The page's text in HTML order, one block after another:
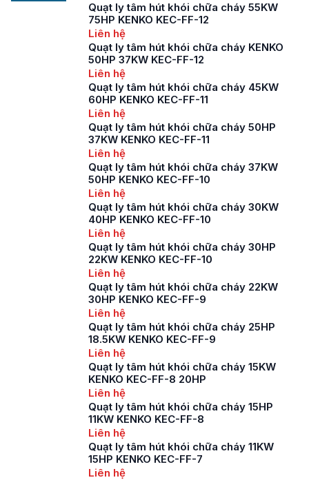
Quạt ly tâm hút khói chữa cháy 55KW
75HP KENKO KEC-FF-12
Liên hệ
Quạt ly tâm hút khói chữa cháy KENKO
50HP 37KW KEC-FF-12
Liên hệ
Quạt ly tâm hút khói chữa cháy 45KW
60HP KENKO KEC-FF-11
Liên hệ
Quạt ly tâm hút khói chữa cháy 50HP
37KW KENKO KEC-FF-11
Liên hệ
Quạt ly tâm hút khói chữa cháy 37KW
50HP KENKO KEC-FF-10
Liên hệ
Quạt ly tâm hút khói chữa cháy 30KW
40HP KENKO KEC-FF-10
Liên hệ
Quạt ly tâm hút khói chữa cháy 30HP
22KW KENKO KEC-FF-10
Liên hệ
Quạt ly tâm hút khói chữa cháy 22KW
30HP KENKO KEC-FF-9
Liên hệ
Quạt ly tâm hút khói chữa cháy 25HP
18.5KW KENKO KEC-FF-9
Liên hệ
Quạt ly tâm hút khói chữa cháy 15KW
KENKO KEC-FF-8 20HP
Liên hệ
Quạt ly tâm hút khói chữa cháy 15HP
11KW KENKO KEC-FF-8
Liên hệ
Quạt ly tâm hút khói chữa cháy 11KW
15HP KENKO KEC-FF-7
Liên hệ